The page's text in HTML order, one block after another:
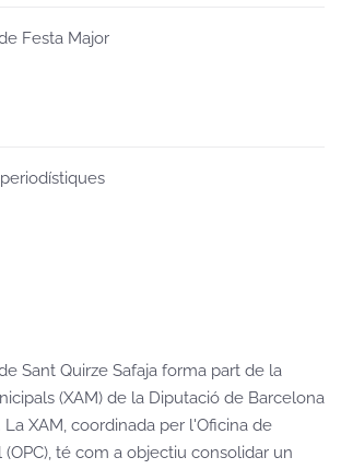
Festa Major
Sant Quirze Safaja forma part de la
(XAM) de la Diputació de Barcelona
La XAM, coordinada per l'Oficina de
té com a objectiu consolidar un